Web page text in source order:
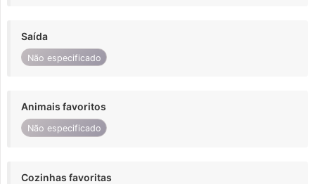
Saída
Não especificado
Animais favoritos
Não especificado
Cozinhas favoritas